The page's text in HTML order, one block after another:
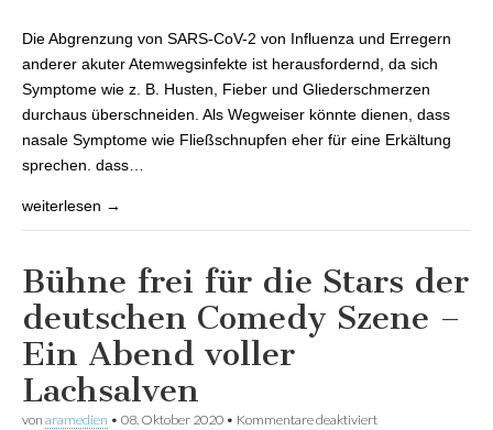
Erkältung ab
Die Abgrenzung von SARS-CoV-2 von Influenza und Erregern
anderer akuter Atemwegsinfekte ist herausfordernd, da sich
Symptome wie z. B. Husten, Fieber und Gliederschmerzen
durchaus überschneiden. Als Wegweiser könnte dienen, dass
nasale Symptome wie Fließschnupfen eher für eine Erkältung
sprechen. dass…
weiterlesen →
Bühne frei für die Stars der
deutschen Comedy Szene –
Ein Abend voller
Lachsalven
von aramedien • 08. Oktober 2020 • Kommentare deaktiviert